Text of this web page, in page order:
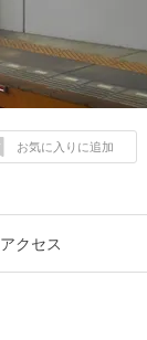
お気に入りに追加
アクセス